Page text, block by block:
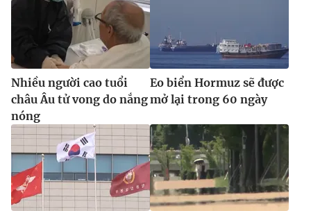
Nhiều người cao tuổi
châu Âu tử vong do nắng
nóng
Eo biển Hormuz sẽ được
mở lại trong 60 ngày